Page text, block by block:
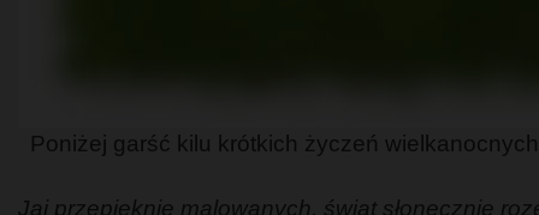
Poniżej garść kilu krótkich życzeń
Jaj przepięknie malowanych, świąt słonecznie